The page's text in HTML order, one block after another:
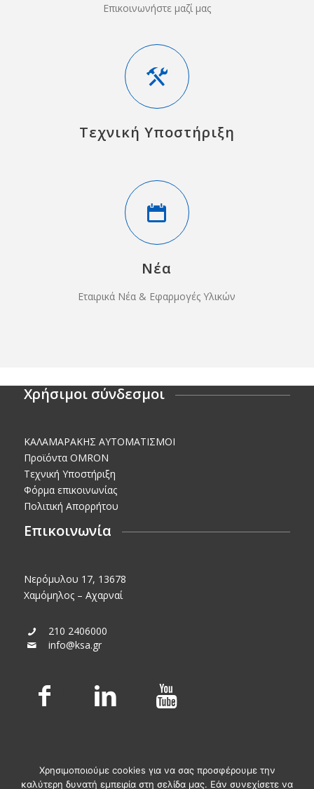
Επικοινωνήστε μαζί μας
Τεχνική Υποστήριξη
Νέα
Εταιρικά Νέα & Εφαρμογές Υλικών
Χρήσιμοι σύνδεσμοι
KΑΛΑΜΑΡΑΚΗΣ AΥΤΟΜΑΤΙΣΜΟΙ
Προϊόντα OMRON
Τεχνική Υποστήριξη
Φόρμα επικοινωνίας
Πολιτική Απορρήτου
Επικοινωνία
Νερόμυλου 17, 13678
Χαμόμηλος – Αχαρναί
210 2406000
info@ksa.gr
Χρησιμοποιούμε cookies για να σας προσφέρουμε την
καλύτερη δυνατή εμπειρία στη σελίδα μας. Εάν συνεχίσετε να